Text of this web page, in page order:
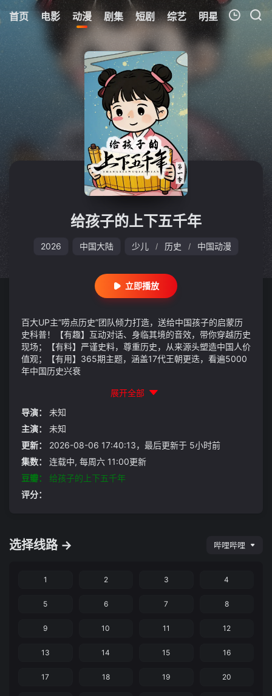
首页 电影 动漫 剧集 短剧 综艺 明星 周表
我的观影记录
暂无观看影片的记录
给孩子的上下五千年
2026 中国大陆 少儿 / 历史 / 中国动漫
立即播放
百大UP主“唠点历史”团队倾力打造，送给中国孩子的启蒙历
史科普！【有趣】互动对话、身临其境的音效，带你穿越历史
现场；【有料】严谨史料，尊重历史，从来源头塑造中国人价
值观；【有用】365期主题，涵盖17代王朝更迭，看遍5000
年中国历史兴衰
展开全部
导演：
未知
主演：
未知
更新：
2026-08-06 17:40:13，最后更新于 5小时前
集数：
连载中, 每周六 11:00更新
豆瓣：
给孩子的上下五千年
评分：
选择线路 → 哔哩哔哩
1 2 3 4
5 6 7 8
9 10 11 12
13 14 15 16
17 18 19 20